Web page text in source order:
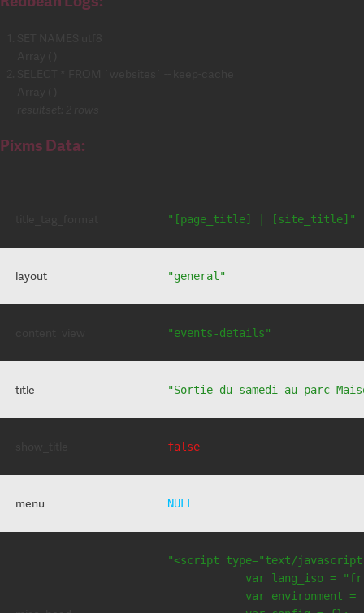
Pixms Data:
"[page_title] | [site_title]"
layout "general"
"events-details"
title "Sortie du samedi au parc
false
menu NULL
"<script type="text/
var lang_iso =
var environment =